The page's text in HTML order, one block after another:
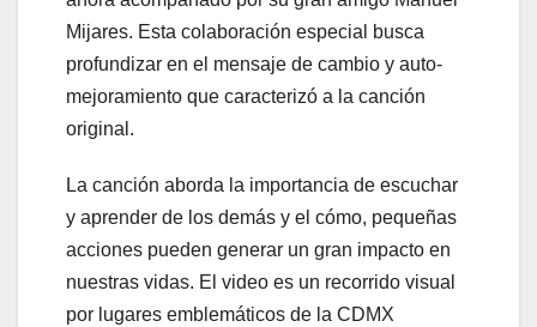
Mijares. Esta colaboración especial busca
profundizar en el mensaje de cambio y auto-
mejoramiento que caracterizó a la canción
original.
La canción aborda la importancia de escuchar
y aprender de los demás y el cómo, pequeñas
acciones pueden generar un gran impacto en
nuestras vidas. El video es un recorrido visual
por lugares emblemáticos de la CDMX